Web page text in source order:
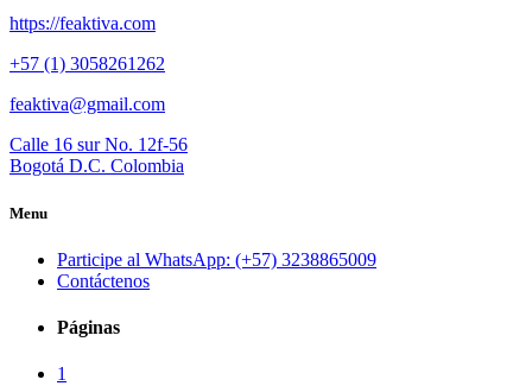
https://feaktiva.com
+57 (1) 3058261262
feaktiva@gmail.com
Calle 16 sur No. 12f-56
Bogotá D.C. Colombia
Menu
Participe al WhatsApp: (+57) 3238865009
Contáctenos
Páginas
1